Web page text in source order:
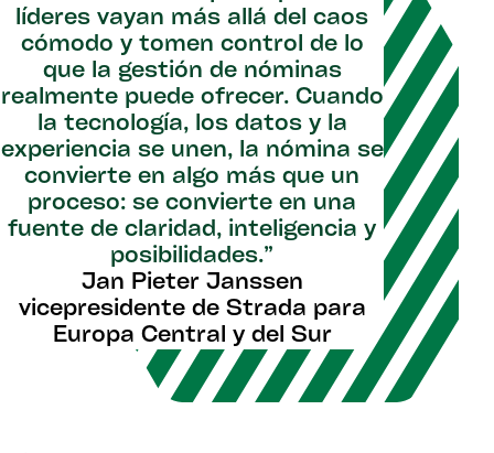
líderes vayan más allá del caos
cómodo y tomen control de lo
que la gestión de nóminas
realmente puede ofrecer. Cuando
la tecnología, los datos y la
experiencia se unen, la nómina se
convierte en algo más que un
proceso: se convierte en una
fuente de claridad, inteligencia y
posibilidades.”
Jan Pieter Janssen
vicepresidente de Strada para
Europa Central y del Sur